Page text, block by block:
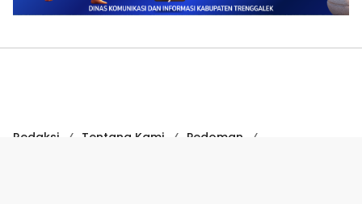
Redaksi Tentang Kami
Pedoman